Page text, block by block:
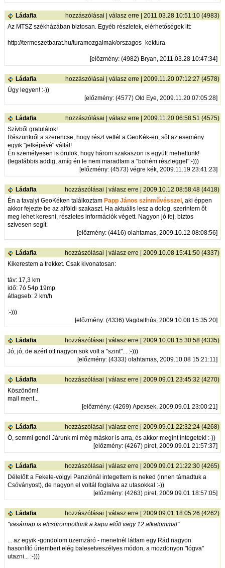
Ládafia hozzászólásai |válasz erre | 2011.03.28 10:51:10 (4983)
Az MTSZ székházában biztosan. Egyéb részletek, elérhetőségek itt:
http://termeszetbarat.hu/turamozgalmak/orszagos_kektura
[előzmény: (4982) Bryan, 2011.03.28 10:47:34]
Ládafia hozzászólásai |válasz erre | 2009.11.20 07:12:27 (4578)
Úgy legyen! :-))
[előzmény: (4577) Old Eye, 2009.11.20 07:05:28]
Ládafia hozzászólásai |válasz erre | 2009.11.20 06:58:51 (4575)
Szívből gratulálok!
Részünkről a szerencse, hogy részt vettél a GeoKék-en, sőt az esemény
egyik "jelképévé" váltál!
Én személyesen is örülök, hogy három szakaszon is együtt mehettünk!
(legalábbis addig, amíg én le nem maradtam a "bohém részleggel":-)))
[előzmény: (4573) végre kék, 2009.11.19 23:41:23]
Ládafia hozzászólásai |válasz erre | 2009.10.12 08:58:48 (4418)
Én a tavalyi GeoKéken találkoztamPapp János színművésszel , aki éppen
akkor fejezte be az alföldi szakaszt. Ha aktuális lesz a dolog, szerintem őt
meg lehet keresni, részletes információk végett. Nagyon jó fej, biztos
szívesen segít.
[előzmény: (4416) olahtamas, 2009.10.12 08:08:56]
Ládafia hozzászólásai |válasz erre | 2009.10.08 15:41:50 (4337)
Kikerestem a trekket. Csak kivonatosan:
táv: 17,3 km
idő: 7ó 54p 19mp
átlagseb: 2 km/h
:-)))
[előzmény: (4336) Vagdalthús, 2009.10.08 15:35:20]
Ládafia hozzászólásai |válasz erre | 2009.10.08 15:30:58 (4335)
Jó, jó, de azért ott nagyon sok volt a "szint"... :-)))
[előzmény: (4333) olahtamas, 2009.10.08 15:21:11]
Ládafia hozzászólásai |válasz erre | 2009.09.01 23:45:32 (4270)
Köszönöm!
mail ment...
[előzmény: (4269) Apexsek, 2009.09.01 23:00:21]
Ládafia hozzászólásai |válasz erre | 2009.09.01 22:32:24 (4268)
Ó, semmi gond! Járunk mi még máskor is arra, és akkor megint integetek! :-))
[előzmény: (4267) piret, 2009.09.01 21:57:37]
Ládafia hozzászólásai |válasz erre | 2009.09.01 21:22:30 (4265)
Délelőtt a Fekete-völgyi Panziónál integettem is neked (innen támadtuk a
Csóványost), de nagyon el voltál foglalva az utasokkal :-))
[előzmény: (4263) piret, 2009.09.01 18:57:05]
Ládafia hozzászólásai |válasz erre | 2009.09.01 18:05:26 (4262)
"vasárnap is elcsörömpöltünk a kapu előtt vagy 12 alkalommal"
... az egyik -gondolom üzemzáró - menetnél láttam egy Rád nagyon
hasonlító úriembert elég balesetveszélyes módon, a mozdonyon "lógva"
utazni... :-)))